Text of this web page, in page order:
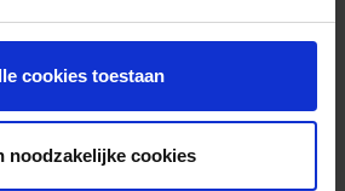
cookies toestaan
noodzakelijke cookies